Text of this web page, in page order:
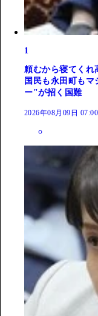
1
頼むから寝てく
国民も永田町も
ー"が招く国難
2026年08月09日 07:00